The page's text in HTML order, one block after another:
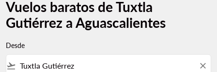
Vuelos baratos de Tuxtla
Gutiérrez a Aguascalientes
Desde
flight_takeoff close